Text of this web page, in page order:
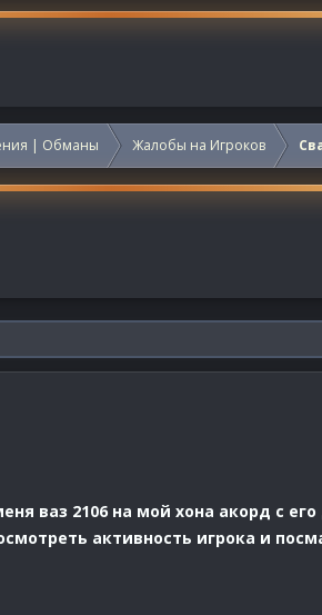
| Обманы Жалобы на Игроков
ваз 2106 на мой хона акорд с
активность игрока и